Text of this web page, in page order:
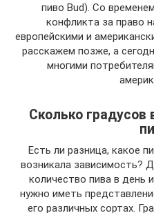
пиво Bud). Со
конфликта за право
европейскими и
расскажем позже, а
многими
Сколько градусов
Есть ли разница, какое
возникала зависимость?
количество пива в день
нужно иметь
его различных сортах.